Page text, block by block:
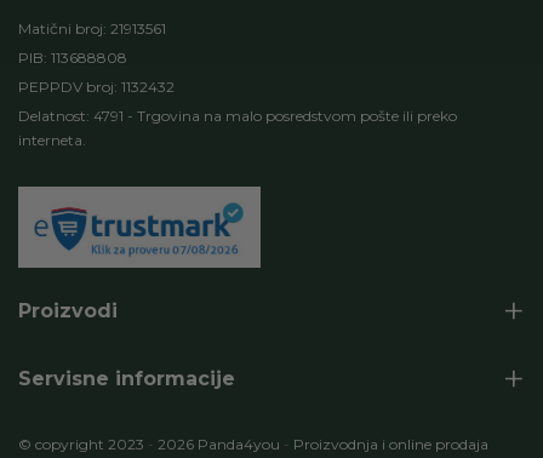
Matični broj: 21913561
PIB: 113688808
PEPPDV broj: 1132432
Delatnost: 4791 - Trgovina na malo posredstvom pošte ili preko
interneta.
Proizvodi
Servisne informacije
© copyright 2023 - 2026 Panda4you - Proizvodnja i online prodaja